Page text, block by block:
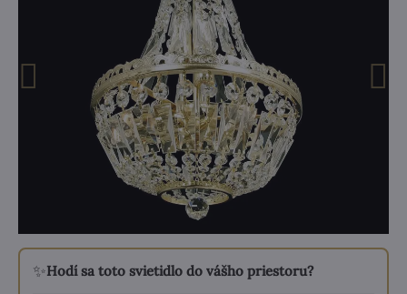
✨Hodí sa toto svietidlo do vášho priestoru?